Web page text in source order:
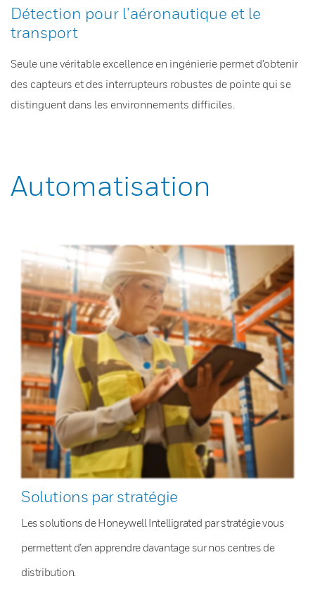
Détection pour l’aéronautique et le
transport
Seule une véritable excellence en ingénierie permet d’obtenir
des capteurs et des interrupteurs robustes de pointe qui se
distinguent dans les environnements difficiles.
Automatisation
Solutions par stratégie
Les solutions de Honeywell Intelligrated par stratégie vous
permettent d’en apprendre davantage sur nos centres de
distribution.